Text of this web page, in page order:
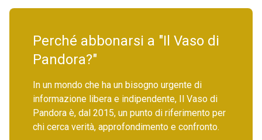
Perché abbonarsi a "Il Vaso di
Pandora?"
In un mondo che ha un bisogno urgente di
informazione libera e indipendente, Il Vaso di
Pandora è, dal 2015, un punto di riferimento per
chi cerca verità, approfondimento e confronto.